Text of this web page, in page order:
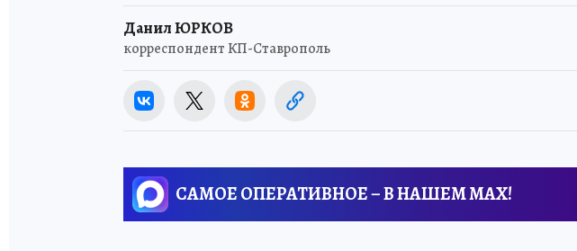
Данил ЮРКОВ
корреспондент КП-Ставрополь
САМОЕ ОПЕРАТИВНОЕ – В НАШЕМ MAX!